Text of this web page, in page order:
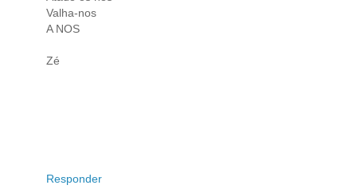
Valha-nos
A NOS
Zé
Responder